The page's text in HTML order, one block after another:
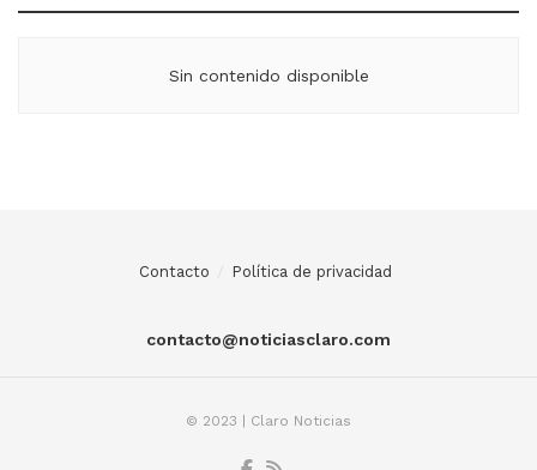
Sin contenido disponible
Contacto Política de privacidad
contacto@noticiasclaro.com
© 2023 | Claro Noticias